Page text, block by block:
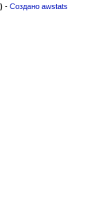
- Создано awstats